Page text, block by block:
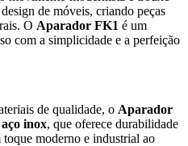
de móveis, criando peças
O Aparador FK1 é um
com a simplicidade e a perfeição
de qualidade, o Aparador
aço inox, que oferece durabilidade
toque moderno e industrial ao